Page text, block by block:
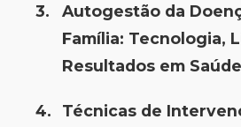
Autogestão da
Família: Tecnologia,
Resultados em Saúde
Técnicas de